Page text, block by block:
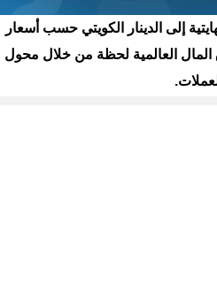
إلى الدينار الكويتي حسب أسعار
العالمية لحظة من خلال محول